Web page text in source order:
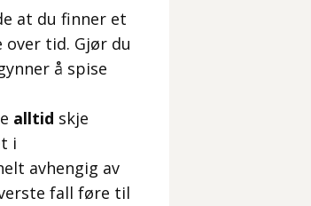
at du finner et
tid. Gjør du
å spise
alltid skje
i
avhengig av
fall føre til